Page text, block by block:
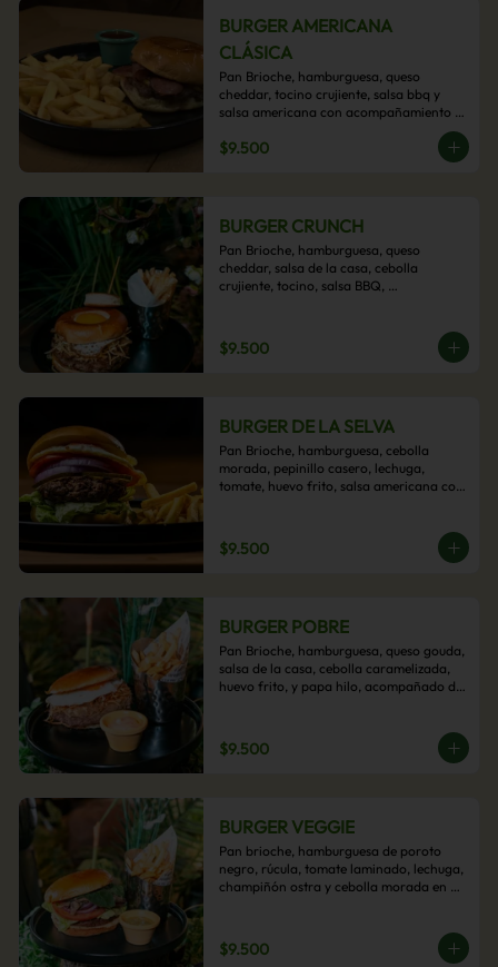
BURGER AMERICANA
CLÁSICA
Pan Brioche, hamburguesa, queso
cheddar, tocino crujiente, salsa bbq y
salsa americana con acompañamiento
$9.500
BURGER CRUNCH
Pan Brioche, hamburguesa, queso
cheddar, salsa de la casa, cebolla
crujiente, tocino, salsa BBQ,
$9.500
BURGER DE LA SELVA
Pan Brioche, hamburguesa, cebolla
morada, pepinillo casero, lechuga,
tomate, huevo frito, salsa americana con
$9.500
BURGER POBRE
Pan Brioche, hamburguesa, queso gouda,
salsa de la casa, cebolla caramelizada,
huevo frito, y papa hilo, acompañado de
$9.500
BURGER VEGGIE
Pan brioche, hamburguesa de poroto
negro, rúcula, tomate laminado, lechuga,
champiñón ostra y cebolla morada en
$9.500